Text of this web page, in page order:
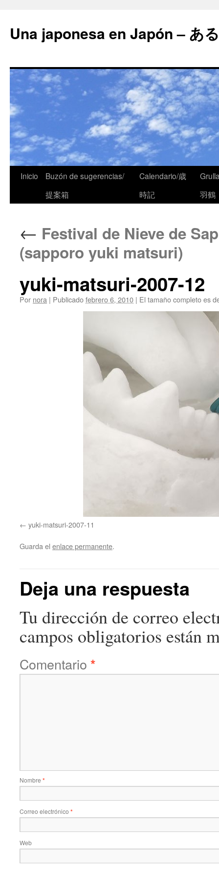
Una japonesa en Japón – あ
Inicio
Buzón de sugerencias/
提案箱
Calendario/歳
時記
羽鶴
← Festival de Nieve de
(sapporo yuki matsuri)
yuki-matsuri-2007-12
Por nora | Publicadofebrero 6, 2010 | El tamaño completo es
yuki-matsuri-2007-11
Guarda el enlace permanente.
Deja una respuesta
Tu dirección de correo
campos obligatorios están
Comentario *
Nombre *
Correo electrónico *
Web